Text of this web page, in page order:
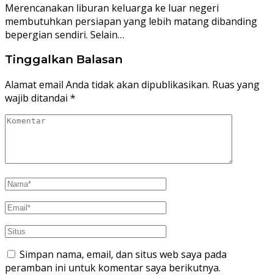
Merencanakan liburan keluarga ke luar negeri
membutuhkan persiapan yang lebih matang dibanding
bepergian sendiri. Selain…
Tinggalkan Balasan
Alamat email Anda tidak akan dipublikasikan. Ruas yang
wajib ditandai *
Simpan nama, email, dan situs web saya pada
peramban ini untuk komentar saya berikutnya.